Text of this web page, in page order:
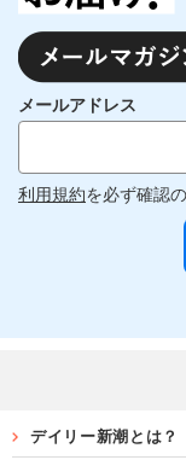
メールアドレス
利用規約を必ず確認
デイリー新潮とは？